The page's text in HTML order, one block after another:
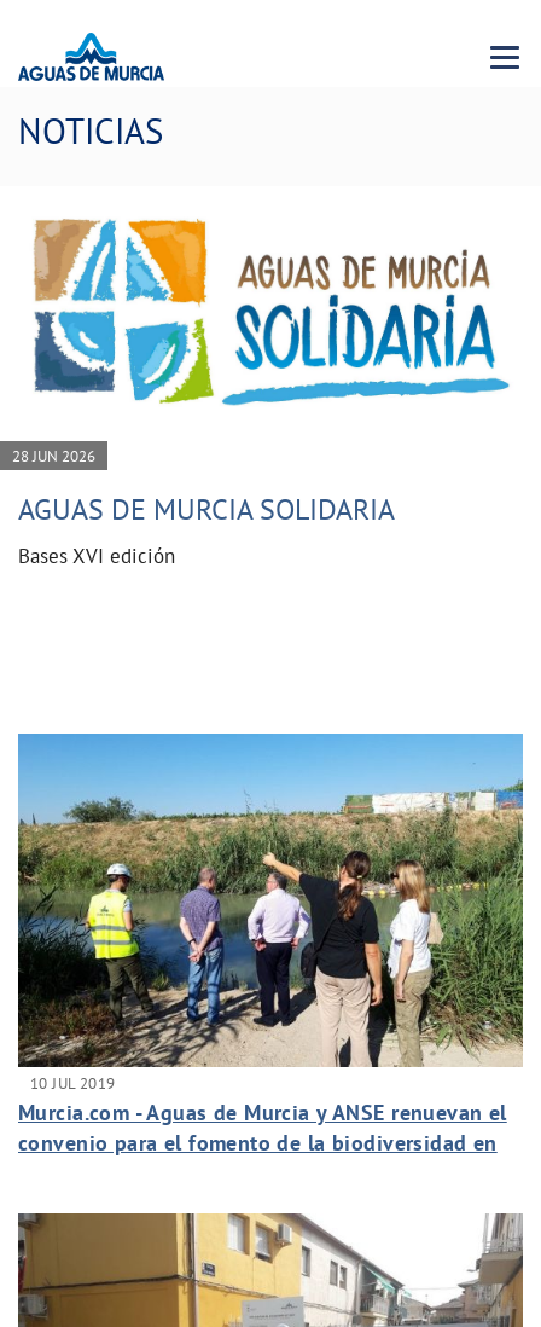
Menu
NOTICIAS
28 JUN 2026
AGUAS DE MURCIA SOLIDARIA
Bases XVI edición
10 JUL 2019
Murcia.com - Aguas de Murcia y ANSE renuevan el
convenio para el fomento de la biodiversidad en